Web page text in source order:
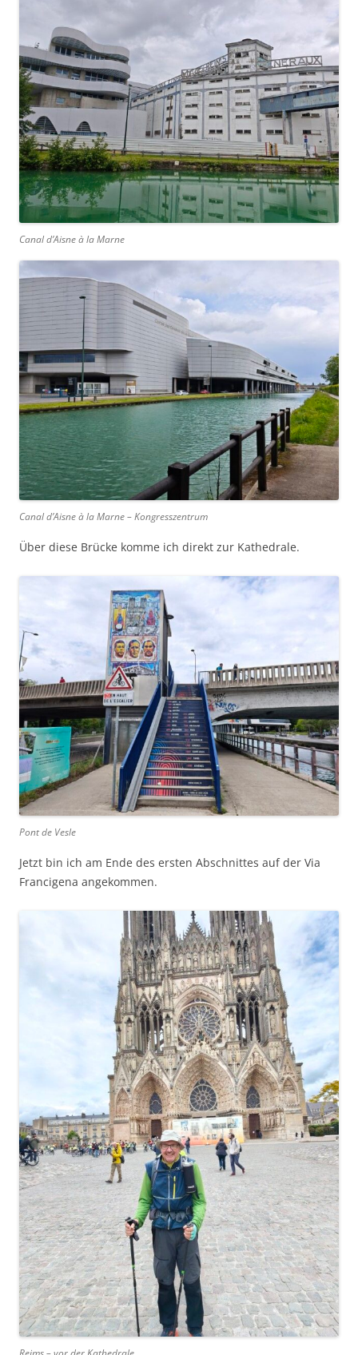
Canal d’Aisne à la Marne
Canal d’Aisne à la Marne – Kongresszentrum
Über diese Brücke komme ich direkt zur Kathedrale.
Pont de Vesle
Jetzt bin ich am Ende des ersten Abschnittes auf der Via
Francigena angekommen.